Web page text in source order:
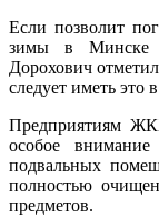
Если позволит
зимы в Минске
Дорохович
следует иметь это
Предприятиям
особое
подвальных
полностью
предметов.